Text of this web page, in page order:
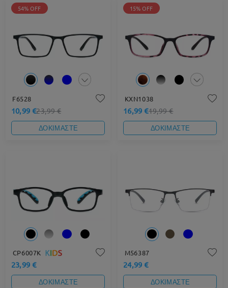
54% OFF
F6528
10,99 €23,99 €
ΔΟΚΙΜΑΣΤΕ
15% OFF
KXN1038
16,99 €19,99 €
ΔΟΚΙΜΑΣΤΕ
CP6007K
23,99 €
ΔΟΚΙΜΑΣΤΕ
M56387
24,99 €
ΔΟΚΙΜΑΣΤΕ